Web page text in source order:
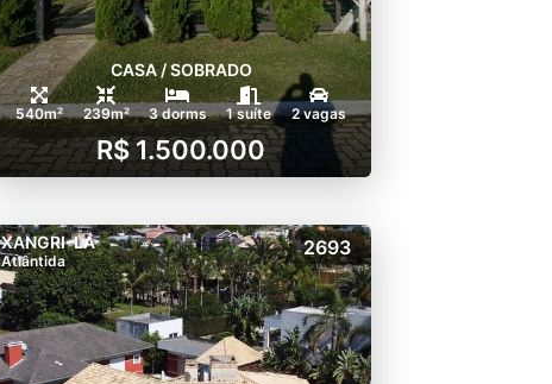
CASA / SOBRADO
540m² 239m² 3 dorms 1 suíte 2 vagas
R$ 1.500.000
XANGRI-LÁ
Atlântida
2693